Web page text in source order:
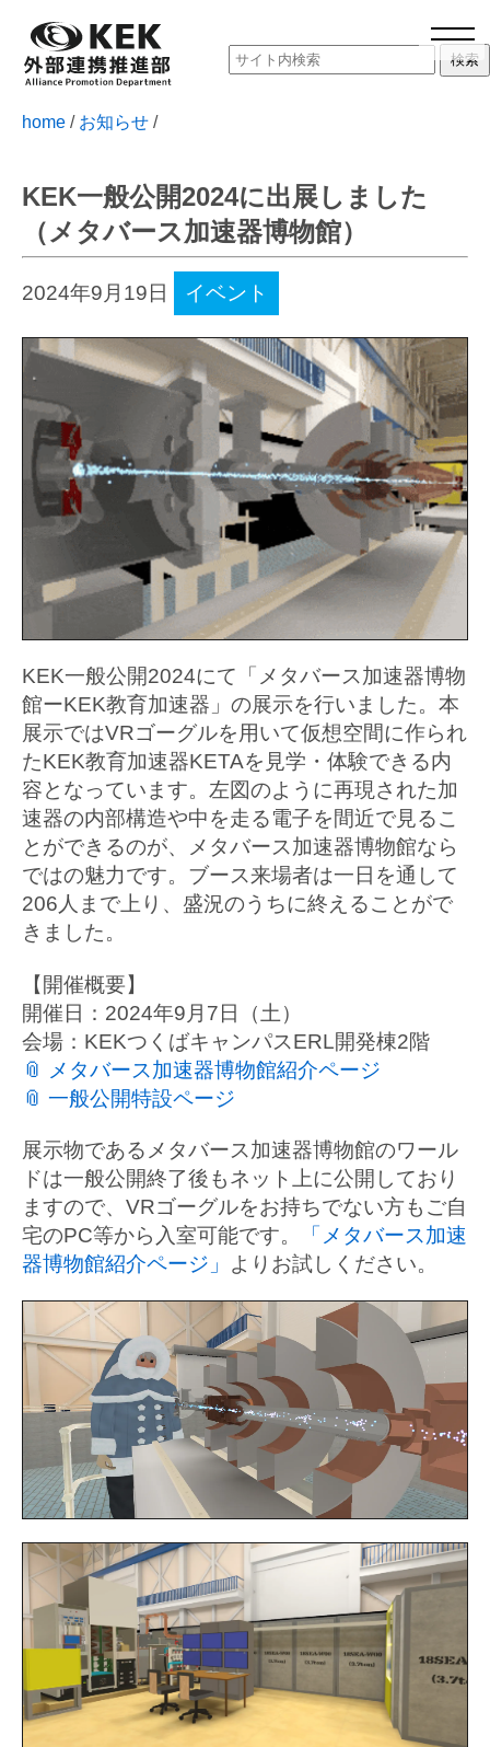
home / お知らせ /
KEK一般公開2024に出展しました
（メタバース加速器博物館）
2024年9月19日 イベント
KEK一般公開2024にて「メタバース加速器博物
館ーKEK教育加速器」の展示を行いました。本
展示ではVRゴーグルを用いて仮想空間に作られ
たKEK教育加速器KETAを見学・体験できる内
容となっています。左図のように再現された加
速器の内部構造や中を走る電子を間近で見るこ
とができるのが、メタバース加速器博物館なら
ではの魅力です。ブース来場者は一日を通して
206人まで上り、盛況のうちに終えることがで
きました。
【開催概要】
開催日：2024年9月7日（土）
会場：KEKつくばキャンパスERL開発棟2階
📎 メタバース加速器博物館紹介ページ
📎 一般公開特設ページ
展示物であるメタバース加速器博物館のワール
ドは一般公開終了後もネット上に公開しており
ますので、VRゴーグルをお持ちでない方もご自
宅のPC等から入室可能です。
「メタバース加速
器博物館紹介ページ」 よりお試しください。